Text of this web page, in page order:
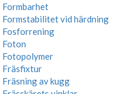
Formbarhet
Formstabilitet vid härdning
Fosforrening
Foton
Fotopolymer
Fräsfixtur
Fräsning av kugg